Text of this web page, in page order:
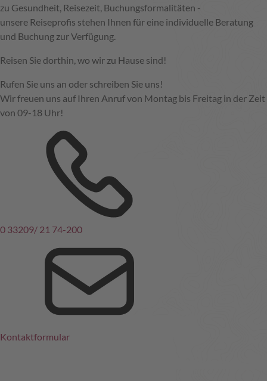
zu Gesundheit, Reisezeit, Buchungsformalitäten -
unsere Reiseprofis stehen Ihnen für eine individuelle Beratung
und Buchung zur Verfügung.
Reisen Sie dorthin, wo wir zu Hause sind!
Rufen Sie uns an oder schreiben Sie uns!
Wir freuen uns auf Ihren Anruf von Montag bis Freitag in der Zeit
von 09-18 Uhr!
0 33209/ 21 74-200
Kontaktformular